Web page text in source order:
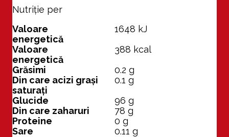
Nutriție per
Valoare
energetică
1648 kJ
Valoare
energetică
388 kcal
Grăsimi
0.2 g
Din care acizi grași
saturați
0.1 g
Glucide
96 g
Din care zaharuri
78 g
Proteine
0 g
Sare
0.11 g